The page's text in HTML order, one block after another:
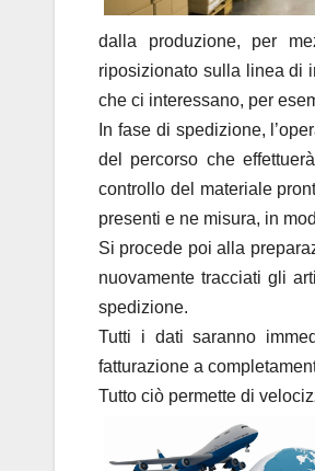
dalla produzione, per
riposizionato sulla linea di
che ci interessano, per
In fase di spedizione,
del percorso che
controllo del materiale
presenti e ne misura, in
Si procede poi alla
nuovamente tracciati gli
spedizione.
Tutti i dati saranno
fatturazione a
Tutto ciò permette di